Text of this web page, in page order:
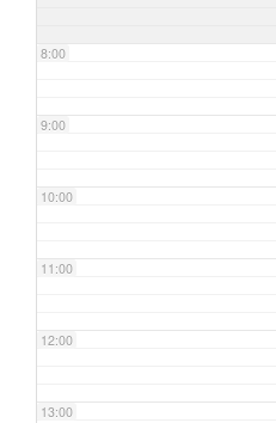
8:00
9:00
10:00
11:00
12:00
13:00